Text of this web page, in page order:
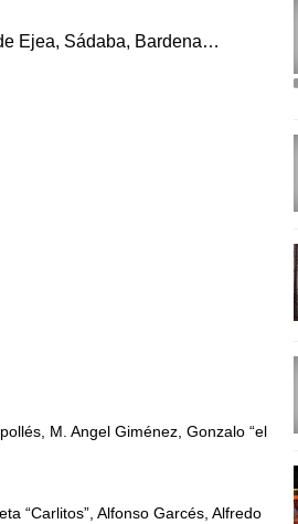
Ejea, Sádaba, Bardena…
M. Angel Giménez, Gonzalo “el
“Carlitos”, Alfonso Garcés, Alfredo